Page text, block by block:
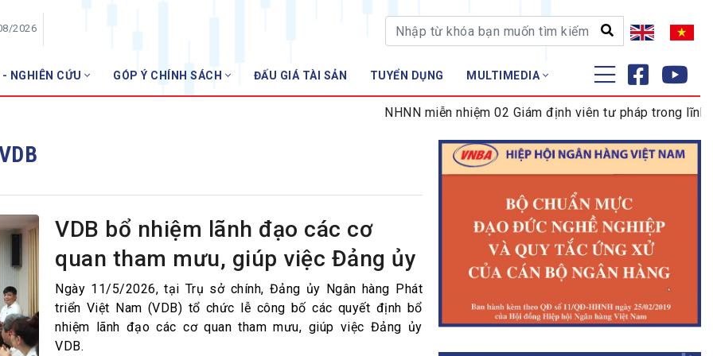
2026
NGHIÊN CỨU GÓP Ý CHÍNH SÁCH ĐẤU GIÁ TÀI SẢN TUYỂN DỤNG MULTIMEDIA
hàng
Tập huấn
NHNN miễn nhiệm 02 Giám định viên tư pháp trong lĩnh
VDB bổ nhiệm lãnh đạo các cơ
quan tham mưu, giúp việc Đảng ủy
Ngày 11/5/2026, tại Trụ sở chính, Đảng ủy Ngân hàng Phát
triển Việt Nam (VDB) tổ chức lễ công bố các quyết định bổ
nhiệm lãnh đạo các cơ quan tham mưu, giúp việc Đảng ủy
VDB.